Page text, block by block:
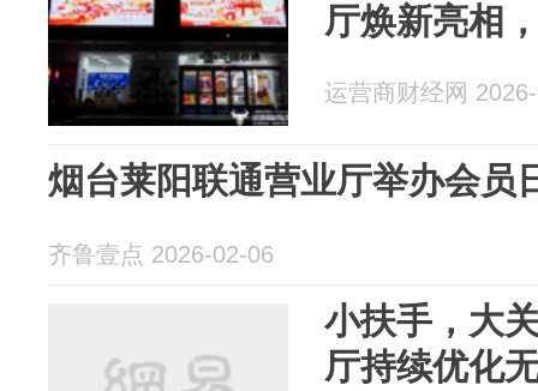
厅焕新亮相
运营商财经网
烟台莱阳联通营业厅举办会员
齐鲁壹点 2026-02-06
小扶手，大
厅持续优化